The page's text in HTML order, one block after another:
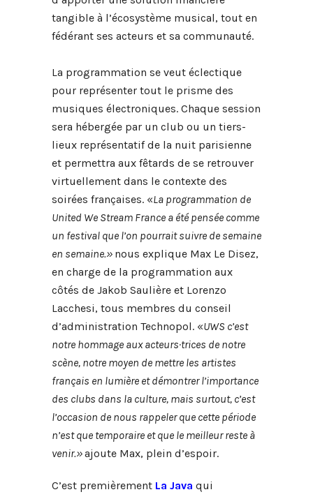
tangible à l’écosystème musical, tout en
fédérant ses acteurs et sa communauté.
La programmation se veut éclectique
pour représenter tout le prisme des
musiques électroniques. Chaque session
sera hébergée par un club ou un tiers-
lieux représentatif de la nuit parisienne
et permettra aux fêtards de se retrouver
virtuellement dans le contexte des
soirées françaises. «La programmation de
United We Stream France a été pensée comme
un festival que l’on pourrait suivre de semaine
en semaine.» nous explique Max Le Disez,
en charge de la programmation aux
côtés de Jakob Saulière et Lorenzo
Lacchesi, tous membres du conseil
d’administration Technopol. «UWS c’est
notre hommage aux acteurs·trices de notre
scène, notre moyen de mettre les artistes
français en lumière et démontrer l’importance
des clubs dans la culture, mais surtout, c’est
l’occasion de nous rappeler que cette période
n’est que temporaire et que le meilleur reste à
venir.»ajoute Max, plein d’espoir.
C’est premièrement La Java qui